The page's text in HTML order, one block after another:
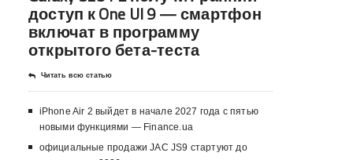
доступ к One UI 9 — смартфон
включат в программу
открытого бета-теста
Читать всю статью
iPhone Air 2 выйдет в начале 2027 года с пятью
новыми функциями — Finance.ua
официальные продажи JAC JS9 стартуют до